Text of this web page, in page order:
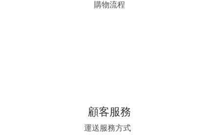
購物流程
顧客服務
運送服務方式